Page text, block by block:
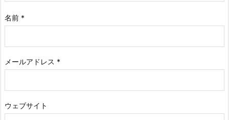
名前 *
メールアドレス *
ウェブサイト